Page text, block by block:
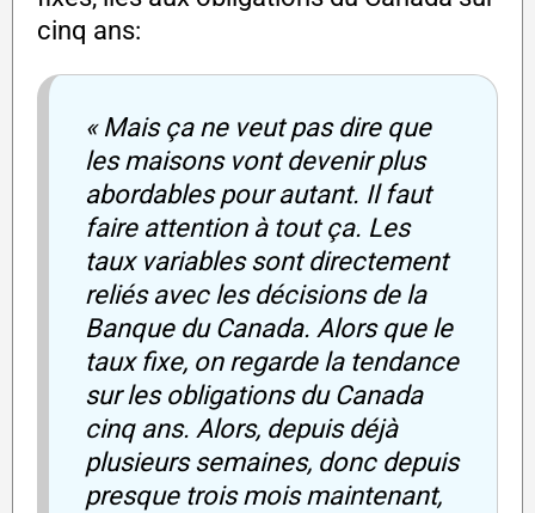
cinq ans:
« Mais ça ne veut pas dire que
les maisons vont devenir plus
abordables pour autant. Il faut
faire attention à tout ça. Les
taux variables sont directement
reliés avec les décisions de la
Banque du Canada. Alors que le
taux fixe, on regarde la tendance
sur les obligations du Canada
cinq ans. Alors, depuis déjà
plusieurs semaines, donc depuis
presque trois mois maintenant,